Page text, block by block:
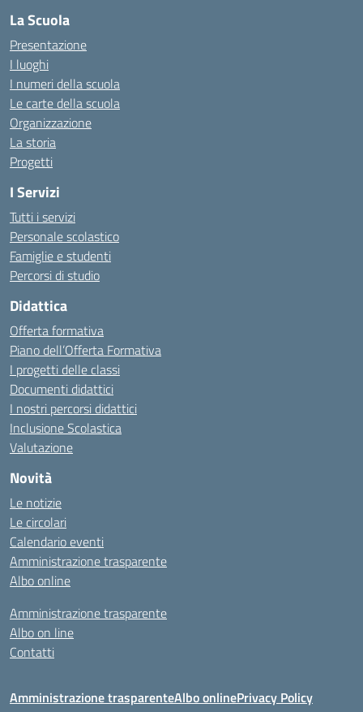
La Scuola
Presentazione
I luoghi
I numeri della scuola
Le carte della scuola
Organizzazione
La storia
Progetti
I Servizi
Tutti i servizi
Personale scolastico
Famiglie e studenti
Percorsi di studio
Didattica
Offerta formativa
Piano dell’Offerta Formativa
I progetti delle classi
Documenti didattici
I nostri percorsi didattici
Inclusione Scolastica
Valutazione
Novità
Le notizie
Le circolari
Calendario eventi
Amministrazione trasparente
Albo online
Amministrazione trasparente
Albo on line
Contatti
Amministrazione trasparenteAlbo onlinePrivacy Policy